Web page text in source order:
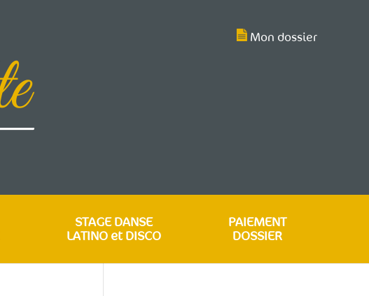
Mon dossier
STAGE DANSE
LATINO et DISCO
PAIEMENT
DOSSIER